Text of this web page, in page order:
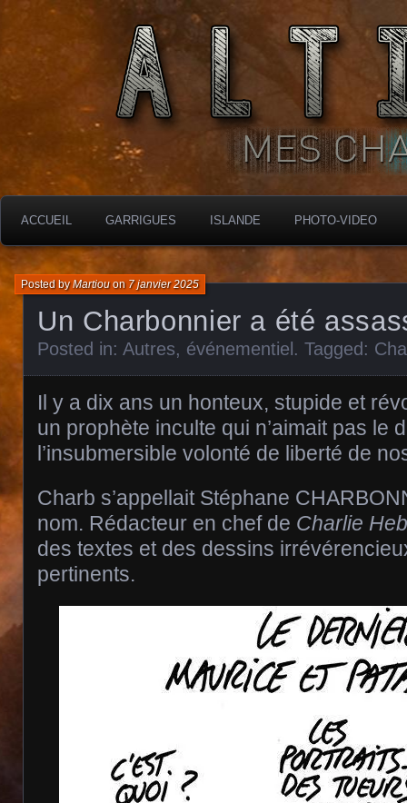
ALTIMARA
MES CHARBONNIÈRES
ACCUEIL GARRIGUES ISLANDE PHOTO-VIDEO
Un Charbonnier a été
Posted byMartiouon 7 janvier 2025
Posted in: Autres, événementiel . Tagged:
Il y a dix ans un honteux, stupide et
un prophète inculte qui n’aimait pas le
l’insubmersible volonté de liberté de
Charb s’appellait Stéphane
nom. Rédacteur en chef de Charlie
des textes et des dessins
pertinents.